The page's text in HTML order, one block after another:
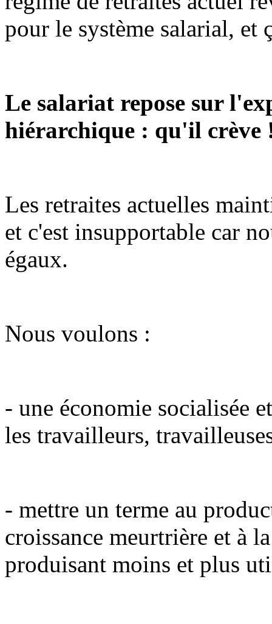
pour le système salarial, et
Le salariat repose sur
hiérarchique : qu'il crève
Les retraites actuelles
et c'est insupportable car
égaux.
Nous voulons :
- une économie socialisée
les travailleurs,
- mettre un terme au
croissance meurtrière et à
produisant moins et plus